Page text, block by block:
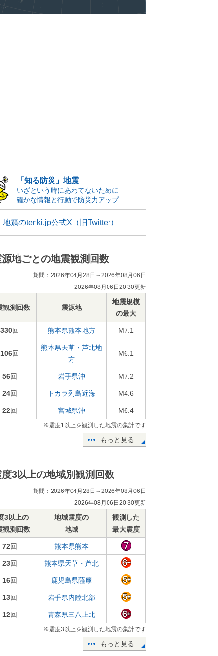
「知る防災」地震
いざという時にあわてないために
確かな情報と行動で防災力アップ
地震のtenki.jp公式X（旧Twitter）
源地ごとの地震観測回数
期間：2026年04月28日～2026年08月06日
2026年08月06日20:30更新
観測回数 震源地
地震規模
の最大
330回 熊本県熊本地方 M7.1
106回
熊本県天草・芦北地
方
M6.1
56回 岩手県沖 M7.2
24回 トカラ列島近海 M4.6
22回 宮城県沖 M6.4
※震度1以上を観測した地震の集計です
もっと見る
度3以上の地域別観測回数
期間：2026年04月28日～2026年08月06日
2026年08月06日20:30更新
3以上の
観測回数
地域震度の
地域
観測した
最大震度
72回 熊本県熊本
23回 熊本県天草・芦北
16回 鹿児島県薩摩
13回 岩手県内陸北部
12回 青森県三八上北
※震度3以上を観測した地震の集計です
もっと見る